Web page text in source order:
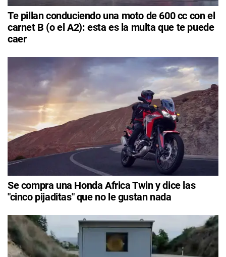
Te pillan conduciendo una moto de 600 cc con el
carnet B (o el A2): esta es la multa que te puede
caer
Se compra una Honda Africa Twin y dice las
"cinco pijaditas" que no le gustan nada